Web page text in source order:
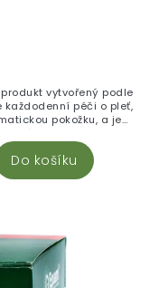
Do košíku
vytvořený podle
péči o pleť,
pokožku, a je